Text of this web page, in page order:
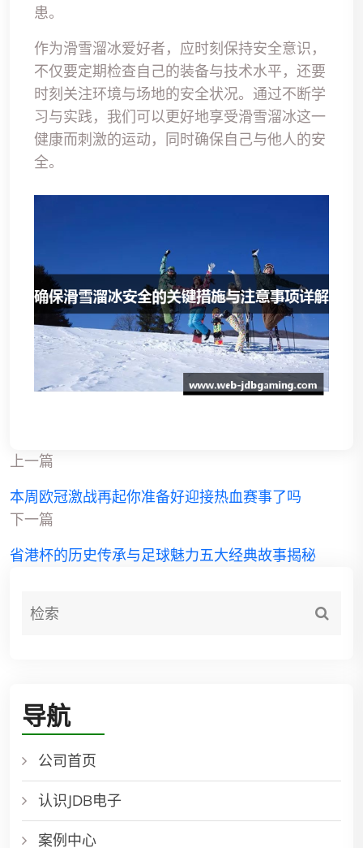
患。
作为滑雪溜冰爱好者，应时刻保持安全意识，
不仅要定期检查自己的装备与技术水平，还要
时刻关注环境与场地的安全状况。通过不断学
习与实践，我们可以更好地享受滑雪溜冰这一
健康而刺激的运动，同时确保自己与他人的安
全。
上一篇
本周欧冠激战再起你准备好迎接热血赛事了吗
下一篇
省港杯的历史传承与足球魅力五大经典故事揭秘
导航
公司首页
认识JDB电子
案例中心